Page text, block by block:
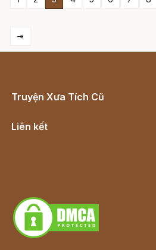
⇥
Truyện Xưa Tích Cũ
Liên kết